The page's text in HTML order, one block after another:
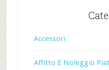
Accessori
Affitto E Noleggio